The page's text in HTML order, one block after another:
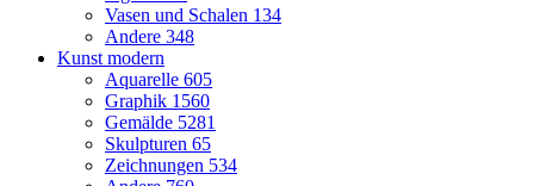
Vasen und Schalen 134
Andere 348
Kunst modern
Aquarelle 605
Graphik 1560
Gemälde 5281
Skulpturen 65
Zeichnungen 534